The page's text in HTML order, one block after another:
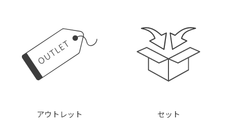
アウトレット セット